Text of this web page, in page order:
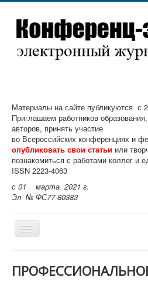
Материалы на сайте публикуются с
Приглашаем работников
авторов, принять участие
во Всероссийских конференциях и
опубликовать свои статьи или
познакомиться с работами коллег и
ISSN 2223-4063
с 01 марта 2021 г.
Эл № ФС77-80383
О журнале "Конференц-зал"